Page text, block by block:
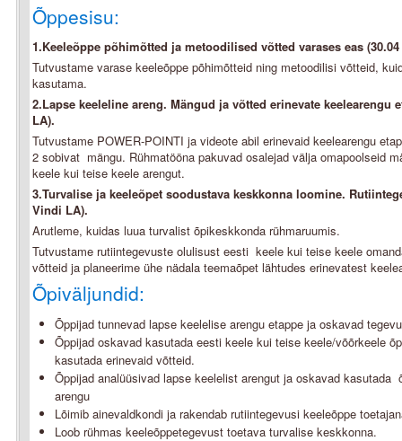
Õppesisu:
1.Keeleõppe põhimõtted ja metoodilised võtted varases eas (30.04
Tutvustame varase keeleõppe põhimõtteid ning metoodilisi võtteid,
kasutama.
2.Lapse keeleline areng. Mängud ja võtted erinevate keelearengu
LA).
Tutvustame POWER-POINTI ja videote abil erinevaid keelearengu
2 sobivat mängu. Rühmatööna pakuvad osalejad välja omapoolseid
keele kui teise keele arengut.
3.Turvalise ja keeleõpet soodustava keskkonna loomine.
Vindi LA).
Arutleme, kuidas luua turvalist õpikeskkonda rühmaruumis.
Tutvustame rutiintegevuste olulisust eesti keele kui teise keele
võtteid ja planeerime ühe nädala teemaõpet lähtudes erinevatest
Õpiväljundid:
Õppijad tunnevad lapse keelelise arengu etappe ja oskavad
Õppijad oskavad kasutada eesti keele kui teise keele/võõrkeele
kasutada erinevaid võtteid.
Õppijad analüüsivad lapse keelelist arengut ja oskavad kasutada
arengu
Lõimib ainevaldkondi ja rakendab rutiintegevusi keeleõppe
Loob rühmas keeleõppetegevust toetava turvalise keskkonna.